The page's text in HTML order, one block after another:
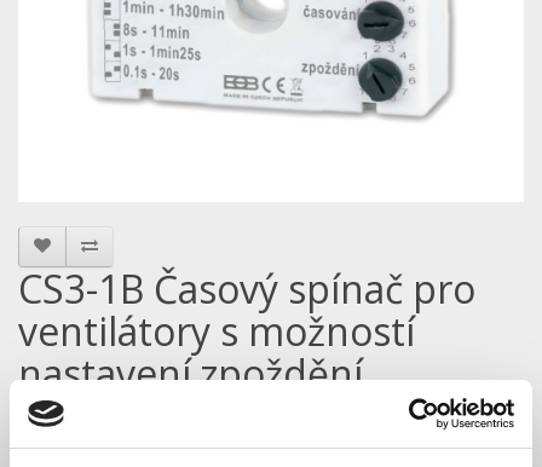
CS3-1B Časový spínač pro
ventilátory s možností
nastavení zpoždění
Model: CS3-1B | Výrobce:
Produktové číslo: 055 / 002042